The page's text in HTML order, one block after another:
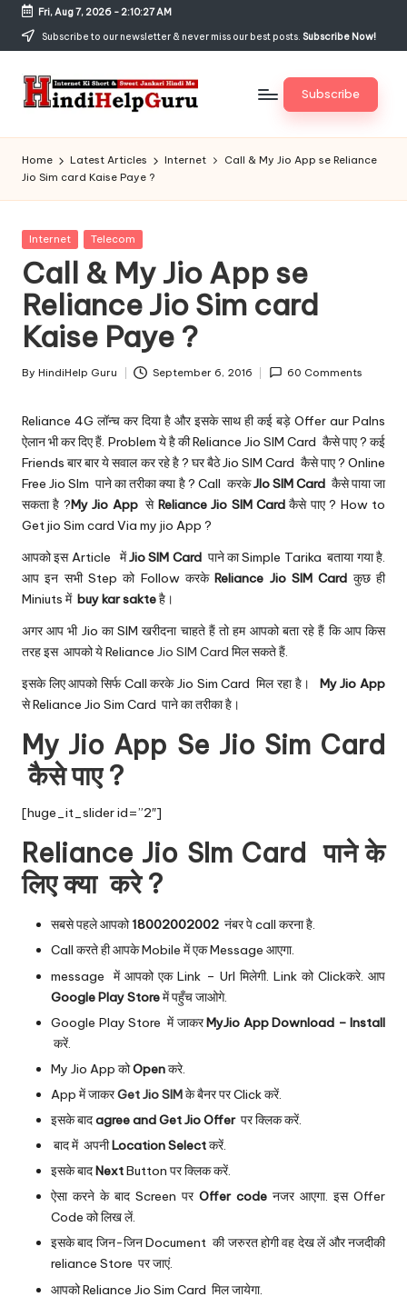
Skip
content
Fri, Aug 7, 2026- 2:10:28 AM
Subscribe to our newsletter & never miss our best posts. Subscribe Now!
H
in
di
H
el
p
G
u
r
u.
c
o
m
Jankari
Hindi
me
Subscribe
Home Latest Articles Internet
Call & My Jio App se Reliance
Jio Sim card Kaise Paye ?
Posted
Internet Telecom
Call & My Jio App se
Reliance Jio Sim card
Kaise Paye ?
Posted
By HindiHelp Guru September 6, 2016 60 Comments
Reliance 4G लॉन्च कर दिया है और इसके साथ ही कई बड़े Offer aur Palns
ऐलान भी कर दिए हैं. Problem ये है की Reliance Jio SIM Card कैसे पाए ? कई
Friends बार बार ये सवाल कर रहे है ? घर बैठे Jio SIM Card कैसे पाए ? Online
Free Jio SIm पाने का तरीका क्या है ? Call करकेJIo SIM Card कैसे पाया जा
सकता है ?My Jio Appसे Reliance Jio SIM Card कैसे पाए ? How to
Get jio Sim card Via my jio App ?
आपको इस Article मेंJio SIM Cardपाने का Simple Tarika बताया गया है.
आप इन सभी Step को Follow करकेReliance Jio SIM Card कुछ ही
Miniuts में buy kar sakteहै।
अगर आप भी Jio का SIM खरीदना चाहते हैं तो हम आपको बता रहे हैं कि आप किस
तरह इस आपको ये Reliance Jio SIM Card मिल सकते हैं.
इसके लिए आपको सिर्फ Call करके Jio Sim Card मिल रहा है।
My Jio App
से Reliance Jio Sim Card पाने का तरीका है।
My Jio App Se Jio Sim Card
कैसे पाए ?
[huge_it_slider id=”2″]
Reliance Jio SIm Card पाने के
लिए क्या करे ?
सबसे पहले आपको18002002002 नंबर पे call करना है.
Call करते ही आपके Mobile में एक Message आएगा.
message में आपको एक Link – Url मिलेगी. Link को Clickकरे. आप
Google Play Storeमें पहुँच जाओगे.
Google Play Store में जाकरMyJio App Download – Install
करें.
My Jio App कोOpenकरे.
App में जाकरGet Jio SIMके बैनर पर Click करें.
इसके बादagree and Get Jio Offerपर क्लिक करें.
बाद में अपनीLocation Selectकरें.
इसके बादNextButton पर क्लिक करें.
ऐसा करने के बाद Screen पर Offer code नजर आएगा. इस Offer
Code को लिख लें.
इसके बाद जिन-जिन Document की जरुरत होगी वह देख लें और नजदीकी
reliance Store पर जाएं.
आपको Reliance Jio Sim Card मिल जायेगा.